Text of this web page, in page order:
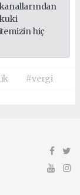
hiç
#vergi